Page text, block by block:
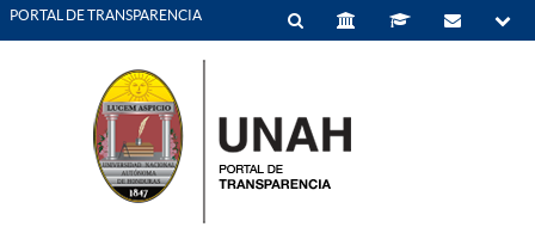
PORTAL DE TRANSPARENCIA